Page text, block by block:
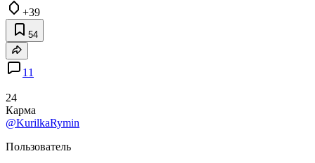
+39
54
11
24
Карма
@KurilkaRymin
Пользователь